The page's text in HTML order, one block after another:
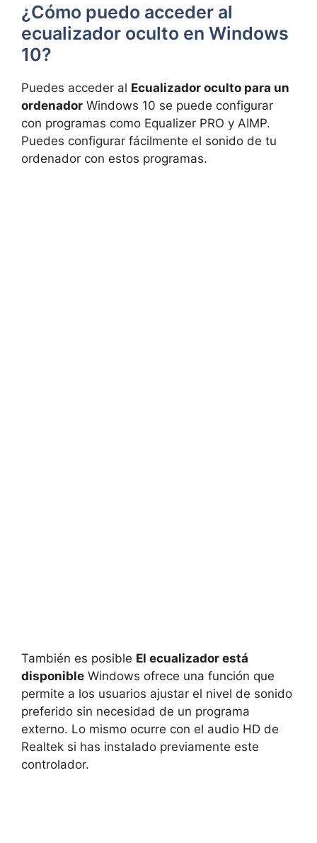
¿Cómo puedo acceder al
ecualizador oculto en Windows
10?
Puedes acceder al Ecualizador oculto para un
ordenador Windows 10 se puede configurar
con programas como Equalizer PRO y AIMP.
Puedes configurar fácilmente el sonido de tu
ordenador con estos programas.
También es posible El ecualizador está
disponible Windows ofrece una función que
permite a los usuarios ajustar el nivel de sonido
preferido sin necesidad de un programa
externo. Lo mismo ocurre con el audio HD de
Realtek si has instalado previamente este
controlador.